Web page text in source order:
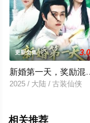
更新全集
新婚第一天，奖励混
2025 / 大陆 / 古装仙侠
相关推荐